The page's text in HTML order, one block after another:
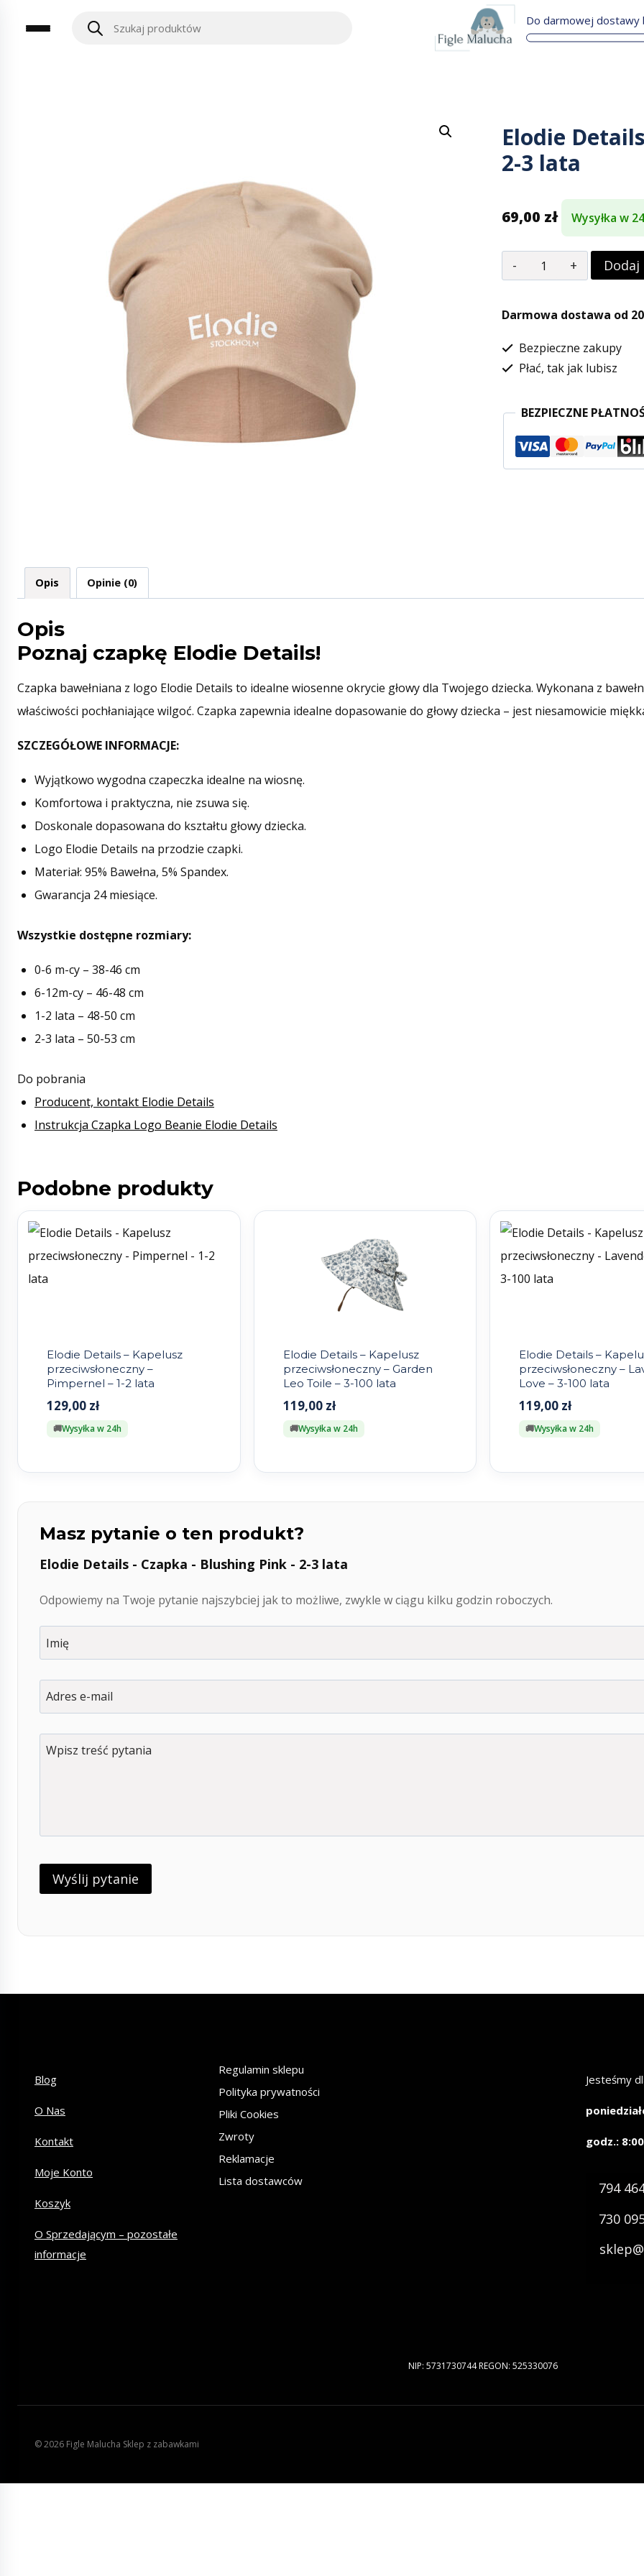
Do darmowej dostawy
Elodie
2-3 lata
69,00 zł Wysyłka w
Darmowa dostawa od
Bezpieczne zakupy
Płać, tak jak lubisz
BEZPIECZNE
Opis Opinie (0)
Opis
Poznaj czapkę Elodie Details!
Czapka bawełniana z logo Elodie Details to idealne wiosenne okrycie głowy dla Twojego dziecka. Wykonana z
właściwości pochłaniające wilgoć. Czapka zapewnia idealne dopasowanie do głowy dziecka – jest niesamowicie
SZCZEGÓŁOWE INFORMACJE:
Wyjątkowo wygodna czapeczka idealne na wiosnę.
Komfortowa i praktyczna, nie zsuwa się.
Doskonale dopasowana do kształtu głowy dziecka.
Logo Elodie Details na przodzie czapki.
Materiał: 95% Bawełna, 5% Spandex.
Gwarancja 24 miesiące.
Wszystkie dostępne rozmiary:
0-6 m-cy – 38-46 cm
6-12m-cy – 46-48 cm
1-2 lata – 48-50 cm
2-3 lata – 50-53 cm
Do pobrania
Producent, kontakt Elodie Details
Instrukcja Czapka Logo Beanie Elodie Details
Podobne produkty
Elodie Details – Kapelusz
przeciwsłoneczny –
Pimpernel – 1-2 lata
129,00 zł
Wysyłka w 24h
Elodie Details – Kapelusz
przeciwsłoneczny – Garden
Leo Toile – 3-100 lata
119,00 zł
Wysyłka w 24h
Elodie Details –
przeciwsłoneczny –
Love – 3-100 lata
119,00 zł
Wysyłka w 24h
Masz pytanie o ten produkt?
Elodie Details - Czapka - Blushing Pink - 2-3 lata
Odpowiemy na Twoje pytanie najszybciej jak to możliwe, zwykle w ciągu kilku godzin roboczych.
Blog
O Nas
Kontakt
Moje Konto
Koszyk
O Sprzedającym – pozostałe
informacje
Regulamin sklepu
Polityka prywatności
Pliki Cookies
Zwroty
Reklamacje
Lista dostawców
Jesteśmy
godz.:
794
730
NIP: 5731730744 REGON: 525330076
© 2026 Figle Malucha Sklep z zabawkami